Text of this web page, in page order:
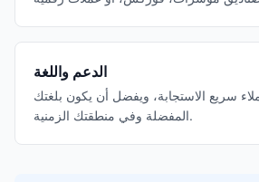
الدعم واللغة
سريع الاستجابة، ويفضل أن يكون بلغتك
المفضلة وفي منطقتك الزمنية.